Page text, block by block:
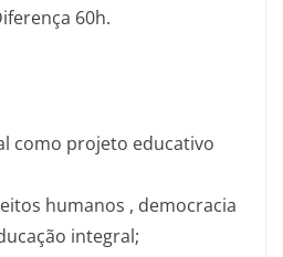
60h.
como projeto educativo
humanos , democracia
integral;